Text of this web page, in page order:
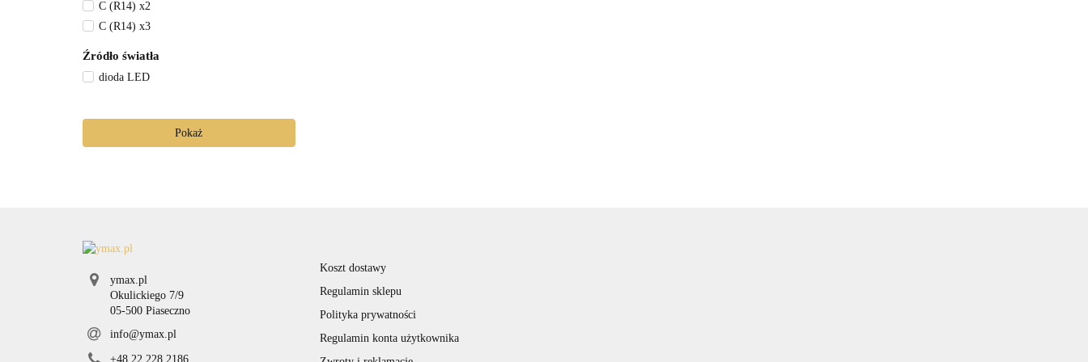
C (R14) x2
C (R14) x3
Źródło światła
dioda LED
Pokaż
ymax.pl
Okulickiego 7/9
05-500 Piaseczno
info@ymax.pl
+48 22 228 2186
Koszt dostawy
Regulamin sklepu
Polityka prywatności
Regulamin konta użytkownika